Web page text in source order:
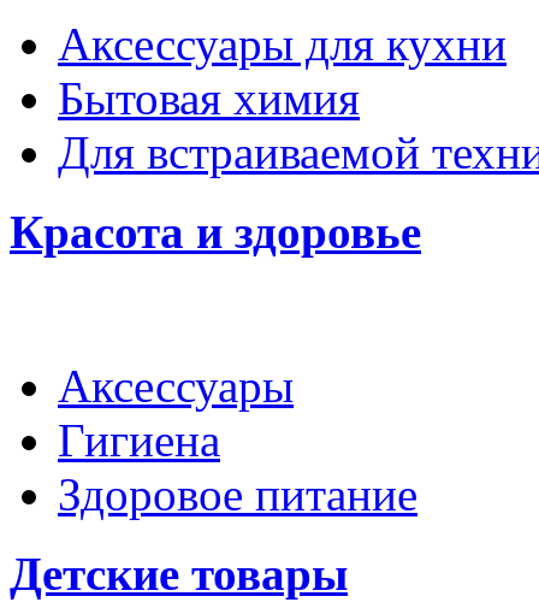
Аксессуары для кухни
Бытовая химия
Для встраиваемой
Красота и здоровье
Аксессуары
Гигиена
Здоровое питание
Детские товары